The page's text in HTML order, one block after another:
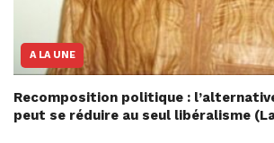
A LA UNE
Recomposition politique :
peut se réduire au seul libéralisme